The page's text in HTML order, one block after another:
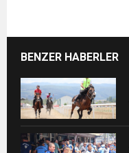
BENZER HABERLER